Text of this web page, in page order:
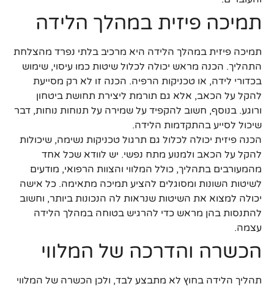
תמיכה פיזית במהלך הלידה
תמיכה פיזית במהלך הלידה היא מרכיב בלתי נפרד מהצלחת
התהליך. הכנה מראש יכולה לכלול שיטות כמו עיסוי, שימוש
בכדורי לידה, או טכניקות הרפיה. הכנה זו לא רק מסייעת
להקל על הכאב, אלא גם תורמת ליצירת תחושת ביטחון
ורוגע. בנוסף, חשוב להקפיד על שמירה על תנוחות נוחות, דבר
שיכול לסייע בהתקדמות הלידה.
הכנה פיזית יכולה לכלול גם תרגול טכניקות נשימה, שיכולות
להקל על הכאב ולמנוע מתח נפשי. יש לוודא שכל אחד
מהמעורבים בתהליך, כולל המלווי והצוות הרפואי, מודעים
לשיטות השונות ומסוגלים להציע תמיכה מתאימה. כל אישה
יכולה למצוא את השיטות שנראות לה הנכונות ביותר, וחשוב
להתנסות בהן מראש כדי להרגיש בטוחה במהלך הלידה
עצמה.
הכשרה והדרכה של המלווי
תהליך הלידה בחוץ לא מתבצע לבד, ולכן הכשרה של המלווי